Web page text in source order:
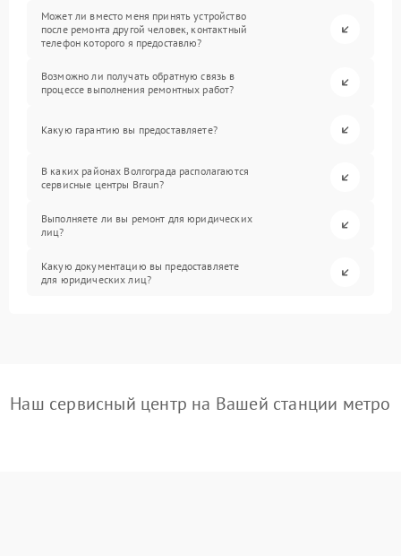
Может ли вместо меня принять устройство
после ремонта другой человек, контактный
телефон которого я предоставлю?
Возможно ли получать обратную связь в
процессе выполнения ремонтных работ?
Какую гарантию вы предоставляете?
В каких районах Волгограда располагаются
сервисные центры Braun?
Выполняете ли вы ремонт для юридических
лиц?
Какую документацию вы предоставляете
для юридических лиц?
Наш сервисный центр на Вашей станции метро